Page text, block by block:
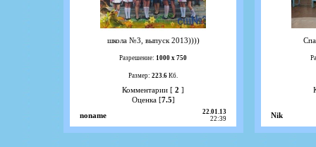
школа №3, выпуск 2013))))
Разрешение: 1000 х 750
Размер: 223.6 Кб.
Комментарии [ 2 ]
Оценка [7.5]
noname
22.01.13
22:39
Nik